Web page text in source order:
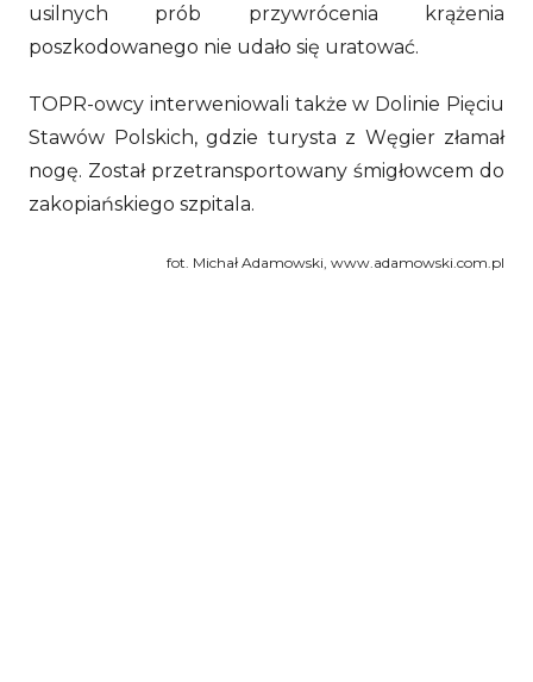
usilnych prób przywrócenia krążenia
poszkodowanego nie udało się uratować.
TOPR-owcy interweniowali także w Dolinie Pięciu
Stawów Polskich, gdzie turysta z Węgier złamał
nogę. Został przetransportowany śmigłowcem do
zakopiańskiego szpitala.
fot. Michał Adamowski, www.adamowski.com.pl